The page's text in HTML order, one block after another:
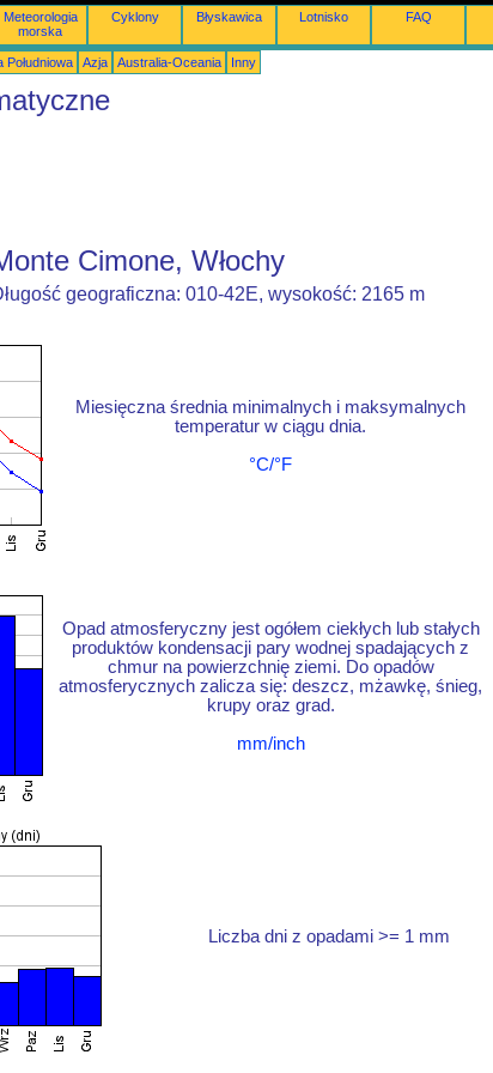
Meteorologia
morska
Cyklony Błyskawica Lotnisko FAQ
Południowa Azja Australia-Oceania Inny
Cimone, Włochy
geograficzna: 010-42E, wysokość: 2165 m
Miesięczna średnia minimalnych i maksymalnych
temperatur w ciągu dnia.
°C/°F
Opad atmosferyczny jest ogółem ciekłych lub stałych
produktów kondensacji pary wodnej spadających z
chmur na powierzchnię ziemi. Do opadów
atmosferycznych zalicza się: deszcz, mżawkę, śnieg,
krupy oraz grad.
mm/inch
Liczba dni z opadami >= 1 mm